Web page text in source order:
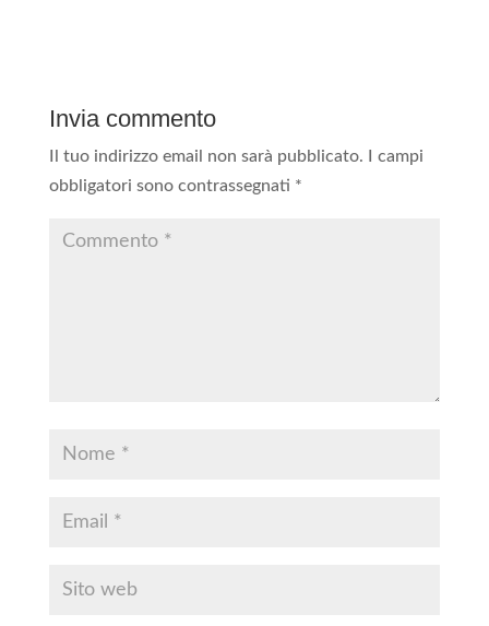
Invia commento
Il tuo indirizzo email non sarà pubblicato.
I campi
obbligatori sono contrassegnati *